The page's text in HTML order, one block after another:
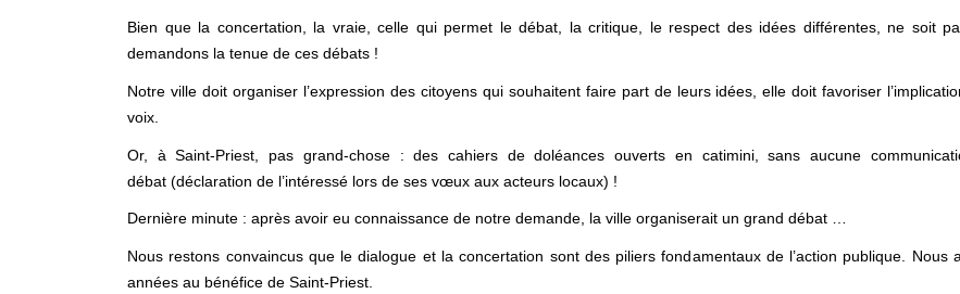
Bien que la concertation, la vraie, celle qui permet le débat, la critique, le respect des idées différentes, ne soit
demandons la tenue de ces débats !
Notre ville doit organiser l’expression des citoyens qui souhaitent faire part de leurs idées, elle doit favoriser
voix.
Or, à Saint-Priest, pas grand-chose : des cahiers de doléances ouverts en catimini, sans aucune
débat (déclaration de l’intéressé lors de ses vœux aux acteurs locaux) !
Dernière minute : après avoir eu connaissance de notre demande, la ville organiserait un grand débat …
Nous restons convaincus que le dialogue et la concertation sont des piliers fondamentaux de l’action publique.
années au bénéfice de Saint-Priest.